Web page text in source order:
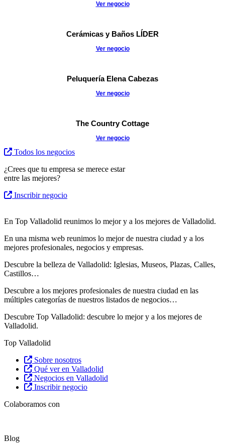
Ver negocio
Cerámicas y Baños LÍDER
Ver negocio
Peluquería Elena Cabezas
Ver negocio
The Country Cottage
Ver negocio
Todos los negocios
¿Crees que tu empresa se merece estar
entre las mejores?
Inscribir negocio
En Top Valladolid reunimos lo mejor y a los mejores de Valladolid.
En una misma web reunimos lo mejor de nuestra ciudad y a los
mejores profesionales, negocios y empresas.
Descubre la belleza de Valladolid: Iglesias, Museos, Plazas, Calles,
Castillos…
Descubre a los mejores profesionales de nuestra ciudad en las
múltiples categorías de nuestros listados de negocios…
Descubre Top Valladolid: descubre lo mejor y a los mejores de
Valladolid.
Top Valladolid
Sobre nosotros
Qué ver en Valladolid
Negocios en Valladolid
Inscribir negocio
Colaboramos con
Blog